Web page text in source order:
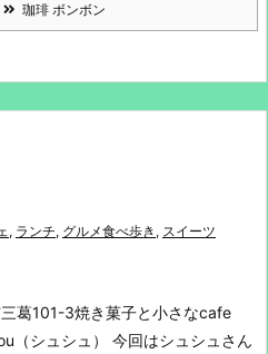
珈琲 ボンボン
, ランチ, グルメ食べ歩き , スイーツ
葛101-3焼き菓子と小さなcafe
（シュシュ）
今回はシュシュさん